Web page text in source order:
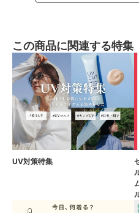
この商品に関連する特集
UV対策特集